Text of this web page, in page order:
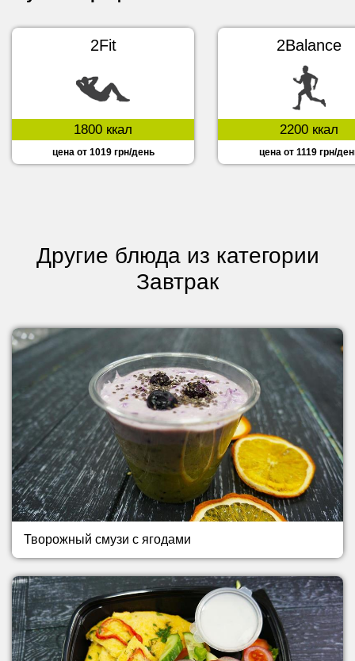
2Fit
1800 ккал
цена от 1019 грн/день
2Balance
2200 ккал
цена от 1119 грн/
Другие блюда из категории
Завтрак
Творожный смузи с ягодами